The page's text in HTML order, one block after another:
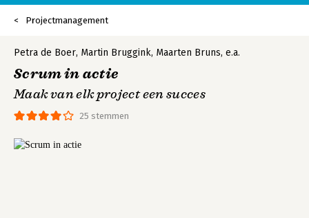
Projectmanagement
25 stemmen
Petra de Boer, Martin Bruggink, Maarten Bruns, e.a.
Scrum in actie
Maak van elk project een succes